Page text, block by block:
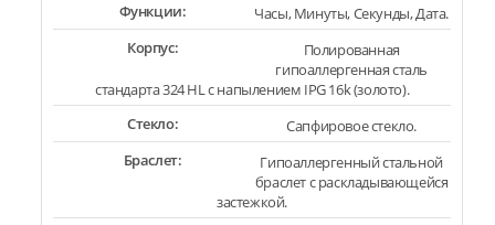
Функции:
Часы, Минуты, Секунды, Дата.
Корпус:
Полированная
гипоаллергенная сталь
стандарта 324 HL с напылением IPG 16k (золото).
Стекло:
Сапфировое стекло.
Браслет:
Гипоаллергенный стальной
браслет с раскладывающейся
застежкой.